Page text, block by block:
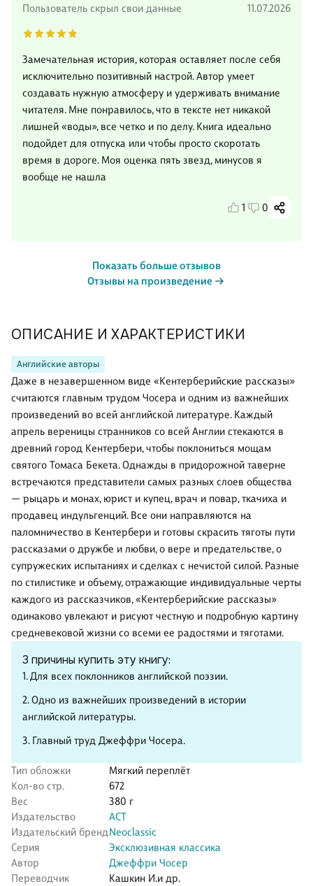
ОПИСАНИЕ И ХАРАКТЕРИСТИКИ
Английские авторы
Даже в незавершенном виде «Кентерберийские рассказы»
считаются главным трудом Чосера и одним из важнейших
произведений во всей английской литературе. Каждый
апрель вереницы странников со всей Англии стекаются в
древний город Кентербери, чтобы поклониться мощам
святого Томаса Бекета. Однажды в придорожной таверне
встречаются представители самых разных слоев общества
— рыцарь и монах, юрист и купец, врач и повар, ткачиха и
продавец индульгенций. Все они направляются на
паломничество в Кентербери и готовы скрасить тяготы пути
рассказами о дружбе и любви, о вере и предательстве, о
супружеских испытаниях и сделках с нечистой силой. Разные
по стилистике и объему, отражающие индивидуальные черты
каждого из рассказчиков, «Кентерберийские рассказы»
одинаково увлекают и рисуют честную и подробную картину
средневековой жизни со всеми ее радостями и тяготами.
3 причины купить эту книгу:
1. Для всех поклонников английской поэзии.
2. Одно из важнейших произведений в истории
английской литературы.
3. Главный труд Джеффри Чосера.
Тип обложки
Мягкий переплёт
Кол-во стр.
672
Вес
380 г
Издательство
АСТ
Издательский брендNeoclassic
Серия
Эксклюзивная классика
Автор
Джеффри Чосер
Переводчик
Кашкин И.и др.
Пользователь скрыл свои данные 11.07.2026
Замечательная история, которая оставляет после себя
исключительно позитивный настрой. Автор умеет
создавать нужную атмосферу и удерживать внимание
читателя. Мне понравилось, что в тексте нет никакой
лишней «воды», все четко и по делу. Книга идеально
подойдет для отпуска или чтобы просто скоротать
время в дороге. Моя оценка пять звезд, минусов я
вообще не нашла
1 0
Показать больше отзывов
Отзывы на произведение